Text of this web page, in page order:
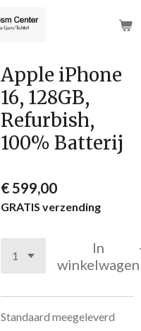
Apple iPhone
16, 128GB,
Refurbish,
100% Batterij
€ 599,00
GRATIS verzending
In
winkelwagen
Standaard meegeleverd